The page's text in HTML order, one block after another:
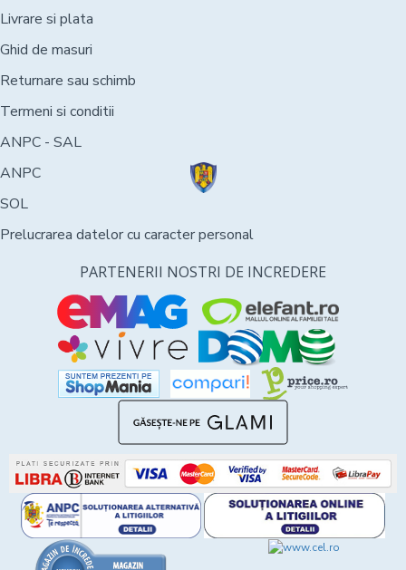
Livrare si plata
Ghid de masuri
Returnare sau schimb
Termeni si conditii
ANPC - SAL
ANPC
SOL
Prelucrarea datelor cu caracter personal
PARTENERII NOSTRI DE INCREDERE